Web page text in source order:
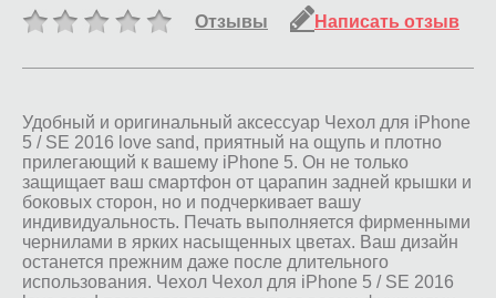
Отзывы Написать отзыв
Удобный и оригинальный аксессуар Чехол для iPhone
5 / SE 2016 love sand, приятный на ощупь и плотно
прилегающий к вашему iPhone 5. Он не только
защищает ваш смартфон от царапин задней крышки и
боковых сторон, но и подчеркивает вашу
индивидуальность. Печать выполняется фирменными
чернилами в ярких насыщенных цветах. Ваш дизайн
останется прежним даже после длительного
использования. Чехол Чехол для iPhone 5 / SE 2016